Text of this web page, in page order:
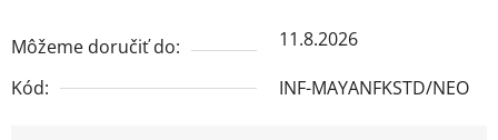
Môžeme doručiť do:
11.8.2026
Kód:
INF-MAYANFKSTD/NEO